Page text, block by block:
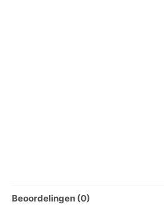
Beoordelingen (0)